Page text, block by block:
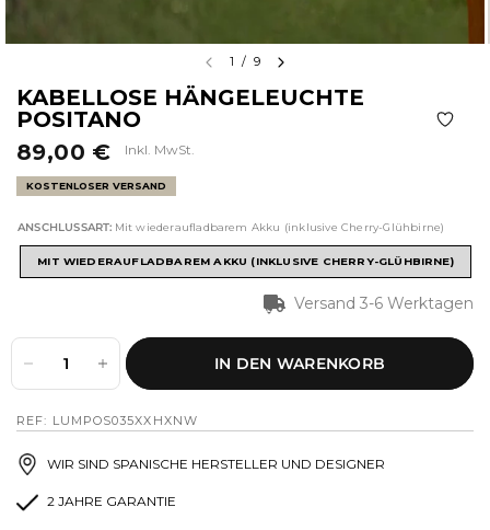
1 / 9
KABELLOSE HÄNGELEUCHTE
POSITANO
89,00 €
Inkl. MwSt.
KOSTENLOSER VERSAND
ANSCHLUSSART: Mit wiederaufladbarem Akku (inklusive Cherry-Glühbirne)
MIT WIEDERAUFLADBAREM AKKU (INKLUSIVE CHERRY-GLÜHBIRNE)
Versand 3-6 Werktagen
IN DEN WARENKORB
REF: LUMPOS035XXHXNW
WIR SIND SPANISCHE HERSTELLER UND DESIGNER
2 JAHRE GARANTIE